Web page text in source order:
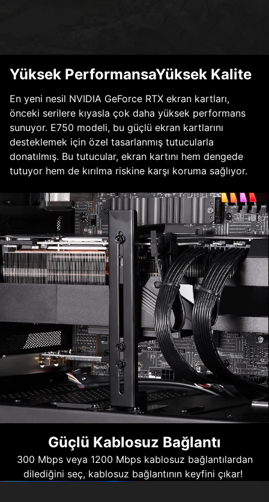
Yüksek PerformansaYüksek Kalite
En yeni nesil NVIDIA GeForce RTX ekran kartları,
önceki serilere kıyasla çok daha yüksek performans
sunuyor. E750 modeli, bu güçlü ekran kartlarını
desteklemek için özel tasarlanmış tutucularla
donatılmış. Bu tutucular, ekran kartını hem dengede
tutuyor hem de kırılma riskine karşı koruma sağlıyor.
Güçlü Kablosuz Bağlantı
300 Mbps veya 1200 Mbps kablosuz bağlantılardan
dilediğini seç, kablosuz bağlantının keyfini çıkar!